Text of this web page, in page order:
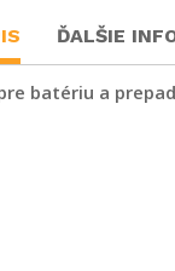
ĎALŠIE
batériu a